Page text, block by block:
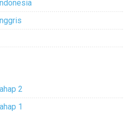
2
1